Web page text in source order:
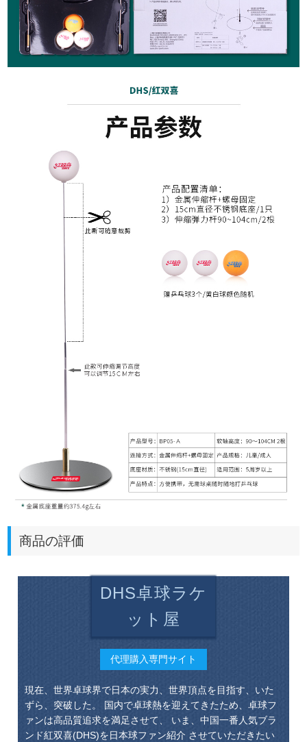
商品の評価
DHS卓球ラケ
ット屋
代理購入専門サイト
現在、世界卓球界で日本の実力、世界頂点を目指す、いた
ずら、突破した。 国内で卓球熱を迎えてきたため、卓球フ
ァンは高品質追求を満足させて、 いま、中国一番人気ブラ
ンド紅双喜(DHS)を日本球ファン紹介 させていただきたい